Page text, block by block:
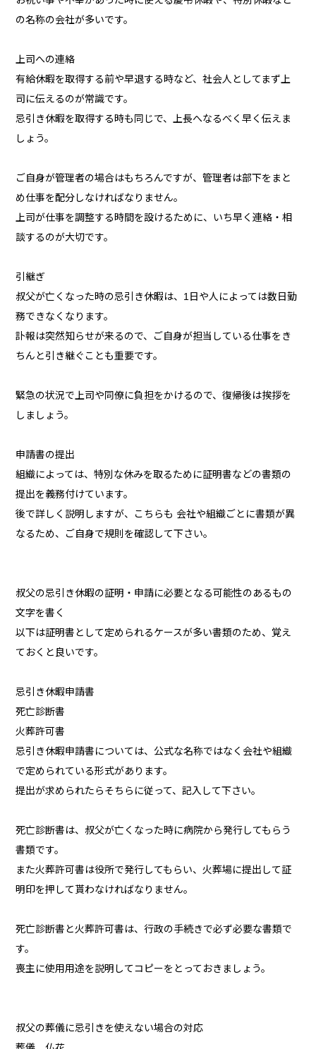
の名称の会社が多いです。
上司への連絡
有給休暇を取得する前や早退する時など、社会人としてまず上
司に伝えるのが常識です。
忌引き休暇を取得する時も同じで、上長へなるべく早く伝えま
しょう。
ご自身が管理者の場合はもちろんですが、管理者は部下をまと
め仕事を配分しなければなりません。
上司が仕事を調整する時間を設けるために、いち早く連絡・相
談するのが大切です。
引継ぎ
叔父が亡くなった時の忌引き休暇は、1日や人によっては数日勤
務できなくなります。
訃報は突然知らせが来るので、ご自身が担当している仕事をき
ちんと引き継ぐことも重要です。
緊急の状況で上司や同僚に負担をかけるので、復帰後は挨拶を
しましょう。
申請書の提出
組織によっては、特別な休みを取るために証明書などの書類の
提出を義務付けています。
後で詳しく説明しますが、こちらも 会社や組織ごとに書類が異
なるため、ご自身で規則を確認して下さい。
叔父の忌引き休暇の証明・申請に必要となる可能性のあるもの
文字を書く
以下は証明書として定められるケースが多い書類のため、覚え
ておくと良いです。
忌引き休暇申請書
死亡診断書
火葬許可書
忌引き休暇申請書については、公式な名称ではなく会社や組織
で定められている形式があります。
提出が求められたらそちらに従って、記入して下さい。
死亡診断書は、叔父が亡くなった時に病院から発行してもらう
書類です。
また火葬許可書は役所で発行してもらい、火葬場に提出して証
明印を押して貰わなければなりません。
死亡診断書と火葬許可書は、行政の手続きで必ず必要な書類で
す。
喪主に使用用途を説明してコピーをとっておきましょう。
叔父の葬儀に忌引きを使えない場合の対応